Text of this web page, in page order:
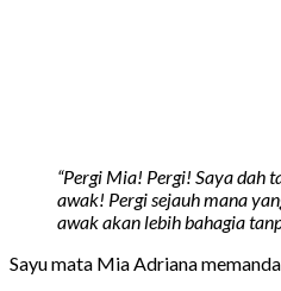
“Pergi Mia! Pergi! Saya dah
awak! Pergi sejauh mana
awak akan lebih bahagia
Sayu mata Mia Adriana